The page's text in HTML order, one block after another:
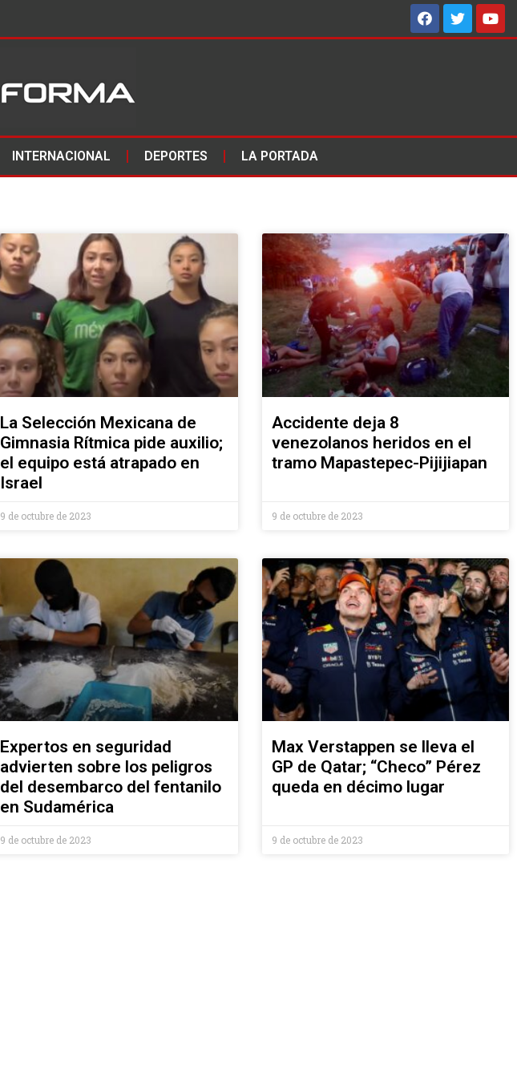
INTERNACIONAL DEPORTES LA PORTADA
La Selección Mexicana de
Gimnasia Rítmica pide auxilio;
el equipo está atrapado en
Israel
9 de octubre de 2023
Accidente deja 8
venezolanos heridos en el
tramo Mapastepec-Pijijiapan
9 de octubre de 2023
Expertos en seguridad
advierten sobre los peligros
del desembarco del fentanilo
en Sudamérica
9 de octubre de 2023
Max Verstappen se lleva el
GP de Qatar; “Checo” Pérez
queda en décimo lugar
9 de octubre de 2023